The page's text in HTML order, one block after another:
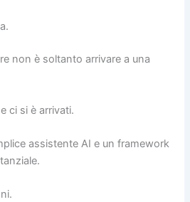
non è soltanto arrivare a una
ci si è arrivati.
assistente AI e un framework